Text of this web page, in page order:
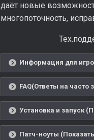
даёт новые
многопоточность,
Информация для
FAQ(Ответы на
Установка и запуск
Патч-ноуты